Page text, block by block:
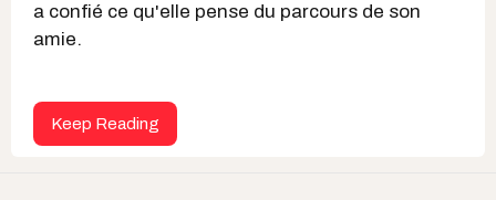
a confié ce qu'elle pense du parcours de son
amie.
Keep Reading